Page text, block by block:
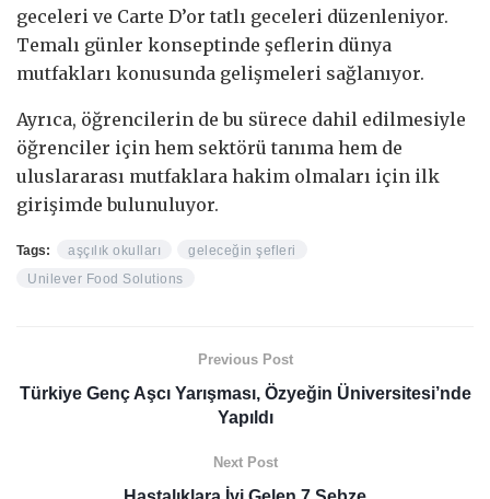
geceleri ve Carte D’or tatlı geceleri düzenleniyor.
Temalı günler konseptinde şeflerin dünya
mutfakları konusunda gelişmeleri sağlanıyor.
Ayrıca, öğrencilerin de bu sürece dahil edilmesiyle
öğrenciler için hem sektörü tanıma hem de
uluslararası mutfaklara hakim olmaları için ilk
girişimde bulunuluyor.
Tags: aşçılık okulları
geleceğin şefleri
Unilever Food Solutions
Previous Post
Türkiye Genç Aşcı Yarışması, Özyeğin Üniversitesi’nde
Yapıldı
Next Post